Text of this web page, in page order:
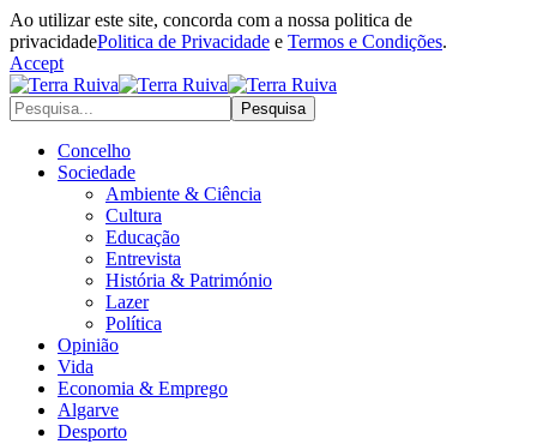
Ao utilizar este site, concorda com a nossa politica de
privacidadePolitica de Privacidade e Termos e Condições.
Accept
Concelho
Sociedade
Ambiente & Ciência
Cultura
Educação
Entrevista
História & Património
Lazer
Política
Opinião
Vida
Economia & Emprego
Algarve
Desporto